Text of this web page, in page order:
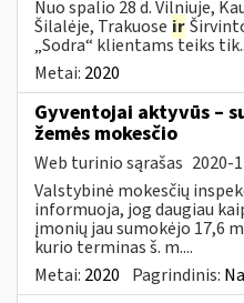
Nuo spalio 28 d. Vilniuje,
Šilalėje, Trakuose ir
„Sodra“ klientams teiks
Metai: 2020
Gyventojai aktyvūs –
žemės mokesčio
Web turinio sąrašas 2020-
Valstybinė mokesčių
informuoja, jog daugiau
įmonių jau sumokėjo 17,6
kurio terminas š. m....
Metai: 2020 Pagrindinis: